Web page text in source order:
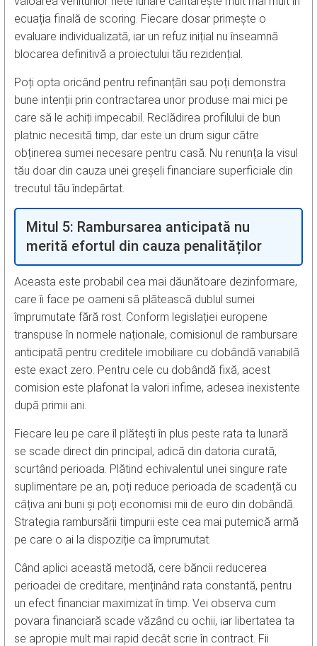
ecuația finală de scoring. Fiecare dosar primește o
evaluare individualizată, iar un refuz inițial nu înseamnă
blocarea definitivă a proiectului tău rezidențial.
Poți opta oricând pentru refinanțări sau poți demonstra
bune intenții prin contractarea unor produse mai mici pe
care să le achiți impecabil. Reclădirea profilului de bun
platnic necesită timp, dar este un drum sigur către
obținerea sumei necesare pentru casă. Nu renunța la visul
tău doar din cauza unei greșeli financiare superficiale din
trecutul tău îndepărtat.
Mitul 5: Rambursarea anticipată nu
merită efortul din cauza penalităților
Aceasta este probabil cea mai dăunătoare dezinformare,
care îi face pe oameni să plătească dublul sumei
împrumutate fără rost. Conform legislației europene
transpuse în normele naționale, comisionul de rambursare
anticipată pentru creditele imobiliare cu dobândă variabilă
este exact zero. Pentru cele cu dobândă fixă, acest
comision este plafonat la valori infime, adesea inexistente
după primii ani.
Fiecare leu pe care îl plătești în plus peste rata ta lunară
se scade direct din principal, adică din datoria curată,
scurtând perioada. Plătind echivalentul unei singure rate
suplimentare pe an, poți reduce perioada de scadență cu
câțiva ani buni și poți economisi mii de euro din dobândă.
Strategia rambursării timpurii este cea mai puternică armă
pe care o ai la dispoziție ca împrumutat.
Când aplici această metodă, cere băncii reducerea
perioadei de creditare, menținând rata constantă, pentru
un efect financiar maximizat în timp. Vei observa cum
povara financiară scade văzând cu ochii, iar libertatea ta
se apropie mult mai rapid decât scrie în contract. Fii